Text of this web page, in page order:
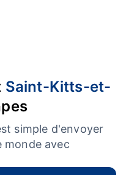
Saint-Kitts-et-
simple d'envoyer
monde avec